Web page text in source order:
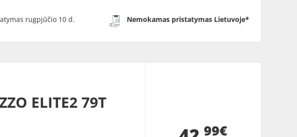
rugpjūčio 10 d. Nemokamas pristatymas Lietuvoje*
ELITE2 79T
99€